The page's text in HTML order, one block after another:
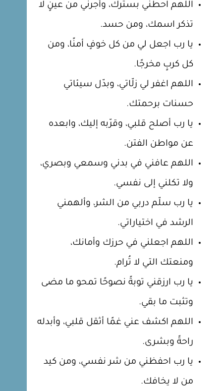
اللهم احطني بسترك، وأجرني من عينٍ لا
تذكر اسمك، ومن حسد.
يا رب اجعل لي من كل خوفٍ أمنًا، ومن
كل كربٍ مخرجًا.
اللهم اغفر لي زلّاتي، وبدّل سيئاتي
حسنات برحمتك.
يا رب أصلح قلبي، وقرّبه إليك، وابعده
عن مواطن الفتن.
اللهم عافني في بدني وسمعي وبصري،
ولا تكلني إلى نفسي.
يا رب سلّم دربي من الشر، وألهمني
الرشد في اختياراتي.
اللهم اجعلني في حرزك وأمانك،
ومنعتك التي لا تُرام.
يا رب ارزقني توبةً نصوحًا تمحو ما مضى
وتثبت ما بقي.
اللهم اكشف عني غمًا أثقل قلبي، وأبدله
راحةً وبشرى.
يا رب احفظني من شر نفسي، ومن كيد
من لا يخافك.